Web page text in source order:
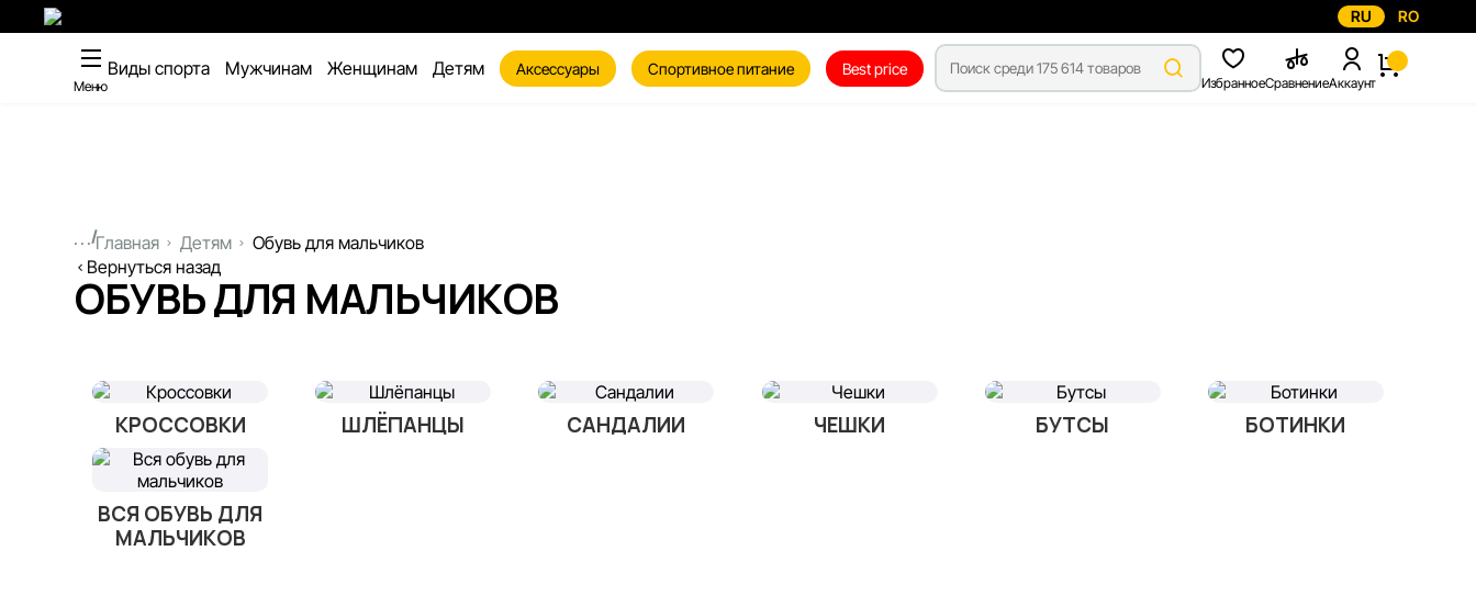
RU RO
Меню
Виды спорта Мужчинам Женщинам Детям Аксессуары Спортивное питание Best price
ИзбранноеСравнениеАккаунт
...Главная Детям
Обувь для мальчиков
Вернуться назад
ОБУВЬ ДЛЯ МАЛЬЧИКОВ
КРОССОВКИ ШЛЁПАНЦЫ САНДАЛИИ ЧЕШКИ БУТСЫ БОТИНКИ
ВСЯ ОБУВЬ ДЛЯ
МАЛЬЧИКОВ